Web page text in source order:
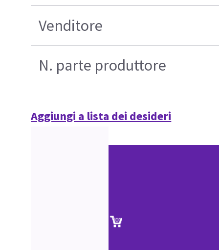
Venditore
N. parte produttore
Aggiungi a lista dei desideri